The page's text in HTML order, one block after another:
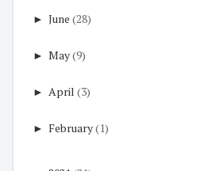
► June (28)
► May(9)
► April (3)
► February(1)